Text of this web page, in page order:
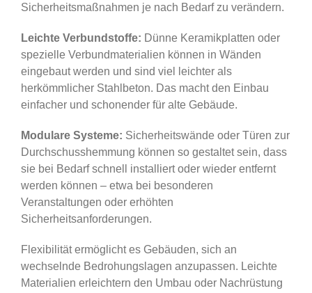
Sicherheitsmaßnahmen je nach Bedarf zu verändern.
Leichte Verbundstoffe: Dünne Keramikplatten oder
spezielle Verbundmaterialien können in Wänden
eingebaut werden und sind viel leichter als
herkömmlicher Stahlbeton. Das macht den Einbau
einfacher und schonender für alte Gebäude.
Modulare Systeme: Sicherheitswände oder Türen zur
Durchschusshemmung können so gestaltet sein, dass
sie bei Bedarf schnell installiert oder wieder entfernt
werden können – etwa bei besonderen
Veranstaltungen oder erhöhten
Sicherheitsanforderungen.
Flexibilität ermöglicht es Gebäuden, sich an
wechselnde Bedrohungslagen anzupassen. Leichte
Materialien erleichtern den Umbau oder Nachrüstung